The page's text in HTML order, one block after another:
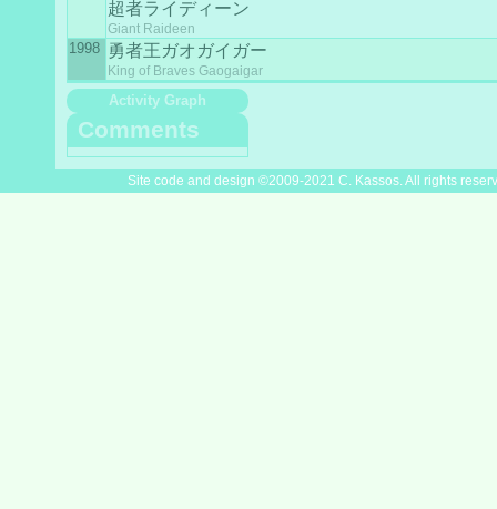
超者ライディーン
Giant Raideen
1998 勇者王ガオガイガー
King of Braves Gaogaigar
Activity Graph
Comments
Site code and design ©2009-2021 C. Kassos. All rights